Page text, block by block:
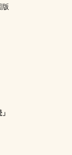
版